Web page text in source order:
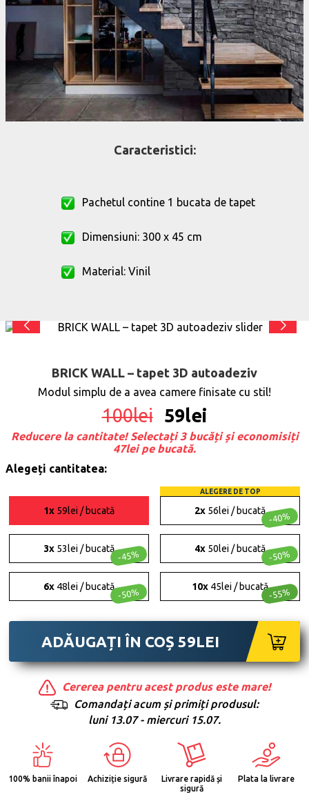
Caracteristici:
Pachetul contine 1 bucata de tapet
Dimensiuni: 300 x 45 cm
Material: Vinil
BRICK WALL – tapet 3D autoadeziv
Modul simplu de a avea camere finisate cu stil!
100lei 59lei
Reducere la cantitate! Selectați 3 bucăți și economisiți
47lei pe bucată.
Alegeți cantitatea:
1x59lei / bucată
ALEGERE DE TOP
2x 56lei / bucată
-40%
3x53lei / bucată
-45%
4x 50lei / bucată
-50%
6x48lei / bucată
-50%
10x 45lei / bucată
-55%
ADĂUGAȚI ÎN COȘ 59LEI
Cererea pentru acest produs este mare!
Comandați acum și primiți produsul:
luni 13.07 - miercuri 15.07.
100% banii înapoi Achiziție sigură
Livrare rapidă și
sigură
Plata la livrare